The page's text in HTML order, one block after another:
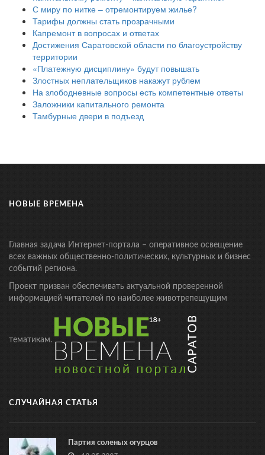
С миру по нитке – отремонтируем жилье?
Тарифы должны стать прозрачными
Капремонт в вопросах и ответах
Достижения Саратовской области по благоустройству
территории
«Платежную дисциплину» будут повышать
Злостных неплательщиков накажут рублем
На злободневные вопросы есть компетентные ответы
Заложники капитального ремонта
Тамбурные двери в подъезд
НОВЫЕ ВРЕМЕНА
Главная задача Интернет-портала – оперативное освещение
всех важных общественно-политических, культурных и бизнес
событий региона.
Проект призван обеспечивать актуальной проверенной
информацией читателей по наиболее животрепещущим
тематикам.
СЛУЧАЙНАЯ СТАТЬЯ
Партия соленых огурцов